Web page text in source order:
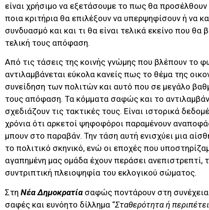
είναι χρήσιμο να εξετάσουμε το πως θα προσέλθουν
ποια κριτήρια θα επιλέξουν να υπερψηφίσουν ή να
συνδυασμό και και τι θα είναι τελικά εκείνο που θα
τελική τους απόφαση.
Από τις τάσεις της κοινής γνώμης που βλέπουν το
αντιλαμβάνεται εύκολα κανείς πως το θέμα της
συνείδηση των πολιτών και αυτό που σε μεγάλο
τους απόφαση. Τα κόμματα σαφώς και το
σχεδιάζουν τις τακτικές τους. Είναι ιστορικά
χρόνια ότι αρκετοί ψηφοφόροι παραμένουν
μπουν στο παραβάν. Την τάση αυτή ενισχύει μια
το πολιτικό σκηνικό, ενώ οι εποχές που
αγαπημένη μας ομάδα έχουν περάσει ανεπιστρεπτί,
συντριπτική πλειοψηφία του εκλογικού σώματος.
Στη Νέα Δημοκρατία σαφώς ποντάρουν στη
σαφές και ευνόητο δίλλημα “Σταθερότητα ή